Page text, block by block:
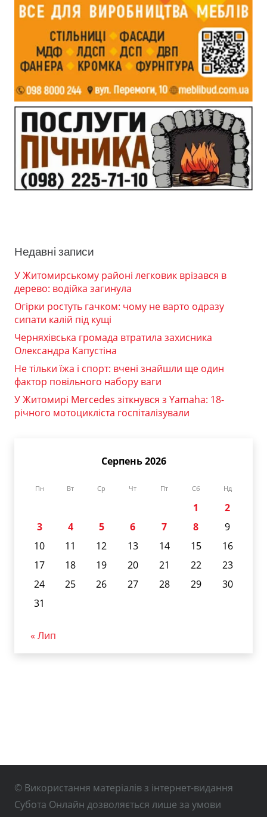
Недавні записи
У Житомирському районі легковик врізався в
дерево: водійка загинула
Огірки ростуть гачком: чому не варто одразу
сипати калій під кущі
Черняхівська громада втратила захисника
Олександра Капустіна
Не тільки їжа і спорт: вчені знайшли ще один
фактор повільного набору ваги
У Житомирі Mercedes зіткнувся з Yamaha: 18-
річного мотоцикліста госпіталізували
Серпень 2026
Пн Вт Ср Чт Пт Сб Нд
1
2
3
4 5 6 7 8
9
10
11 12 13 14 15
16
17
18 19 20 21 22
23
24
25 26 27 28 29
30
31
« Лип
© Використання матеріалів з інтернет-видання
Субота Онлайн дозволяється лише за умови